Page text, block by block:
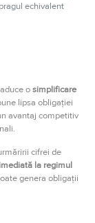
echivalent
osimplificare
lipsa obligației
avantaj competitiv
cifrei de
la regimul
genera obligații